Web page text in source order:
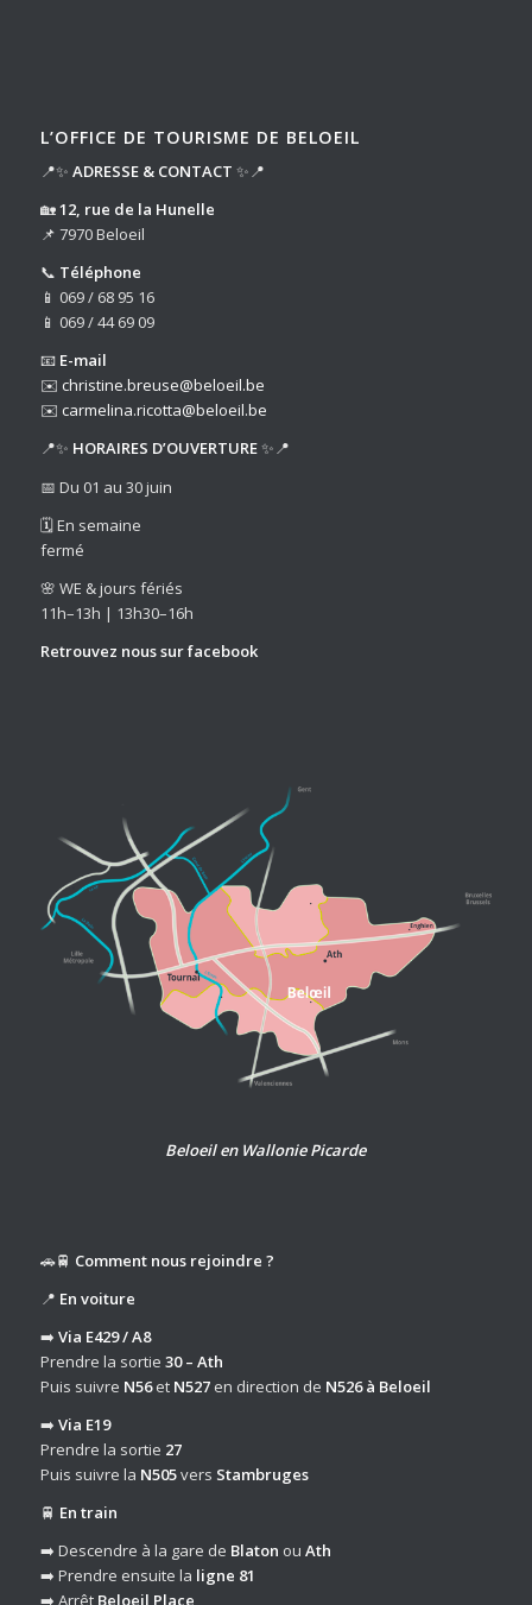
L’OFFICE DE TOURISME DE BELOEIL
📍✨ ADRESSE & CONTACT ✨📍
🏡12, rue de la Hunelle
📌 7970 Beloeil
📞 Téléphone
📱 069 / 68 95 16
📱 069 / 44 69 09
📧 E-mail
✉️ christine.breuse@beloeil.be
✉️ carmelina.ricotta@beloeil.be
📍✨ HORAIRES D’OUVERTURE✨📍
📅 Du 01 au 30 juin
🗓️ En semaine
fermé
🌸 WE & jours fériés
11h–13h | 13h30–16h
Retrouvez nous surfacebook
Beloeil en Wallonie Picarde
🚗🚆 Comment nous rejoindre ?
📍 En voiture
➡️ Via E429 / A8
Prendre la sortie 30 – Ath
Puis suivre N56et N527en direction de N526 à Beloeil
➡️ Via E19
Prendre la sortie 27
Puis suivre la N505vers Stambruges
🚆 En train
➡️ Descendre à la gare de Blaton ou Ath
➡️ Prendre ensuite la ligne 81
➡️ Arrêt Beloeil Place